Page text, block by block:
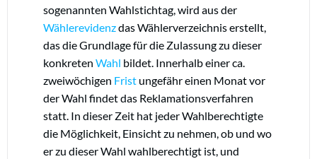
sogenannten Wahlstichtag, wird aus der
Wählerevidenzdas Wählerverzeichnis erstellt,
das die Grundlage für die Zulassung zu dieser
konkreten Wahl bildet. Innerhalb einer ca.
zweiwöchigen Frist ungefähr einen Monat vor
der Wahl findet das Reklamationsverfahren
statt. In dieser Zeit hat jeder Wahlberechtigte
die Möglichkeit, Einsicht zu nehmen, ob und wo
er zu dieser Wahl wahlberechtigt ist, und